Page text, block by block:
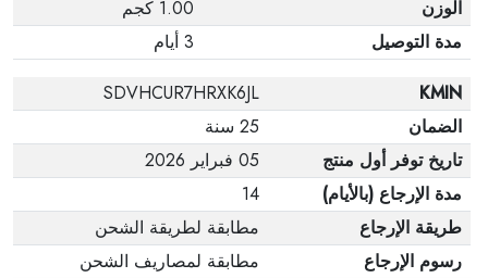
الوزن
1.00 كجم
مدة التوصيل
3 أيام
KMIN
SDVHCUR7HRXK6JL
الضمان
25 سنة
تاريخ توفر أول منتج
05 فبراير 2026
مدة الإرجاع (بالأيام)
14
طريقة الإرجاع
مطابقة لطريقة الشحن
رسوم الإرجاع
مطابقة لمصاريف الشحن